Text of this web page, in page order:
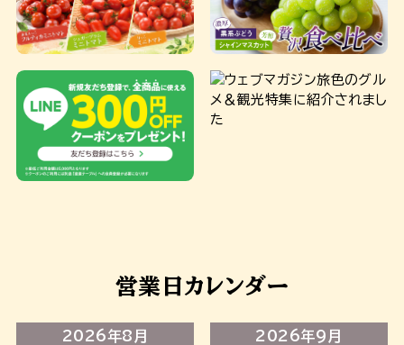
営業日カレンダー
2026年8月 2026年9月